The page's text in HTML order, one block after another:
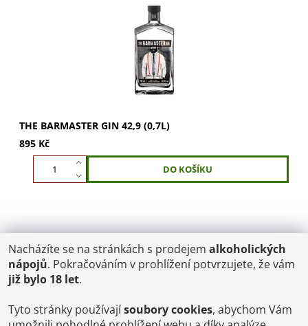
pro nezapomenutelný zážitek....
THE BARMASTER GIN 42,9 (0,7L)
895 Kč
POŠTOVNÉ
ČR: od 95,-
SK: 350,-
€ = 24,00 CZK
Nacházíte se na stránkách s prodejem alkoholických
nápojů. Pokračováním v prohlížení potvrzujete, že vám
již bylo 18 let.
Tyto stránky používajísoubory cookies, abychom Vám